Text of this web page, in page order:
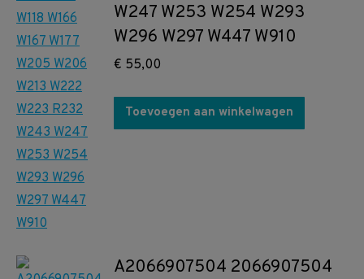
W247 W253 W254 W293
W296 W297 W447 W910
€ 55,00
Toevoegen aan winkelwagen
A2066907504 2066907504